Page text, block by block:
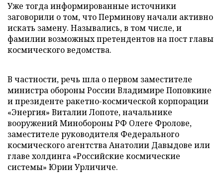
Уже тогда информированные источники
заговорили о том, что Перминову начали активно
искать замену. Назывались, в том числе, и
фамилии возможных претендентов на пост главы
космического ведомства.
В частности, речь шла о первом заместителе
министра обороны России Владимире Поповкине
и президенте ракетно-космической корпорации
«Энергия» Виталии Лопоте, начальнике
вооружений Минобороны РФ Олеге Фролове,
заместителе руководителя Федерального
космического агентства Анатолии Давыдове или
главе холдинга «Российские космические
системы» Юрии Урличиче.